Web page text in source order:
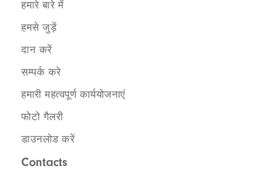
हमारे बारे में
हमसे जुड़ें
दान करें
सम्पर्क करे
हमारी महत्वपूर्ण कार्ययोजनाएं
फोटो गैलरी
डाउनलोड करें
Contacts